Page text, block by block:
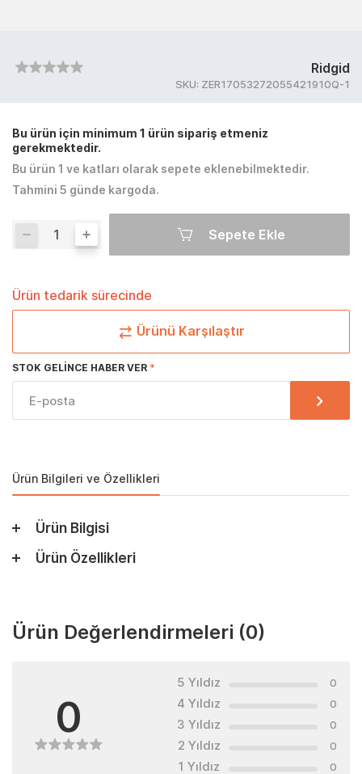
Ridgid
SKU: ZER17053272055421910Q-1
Bu ürün için minimum 1 ürün sipariş etmeniz
gerekmektedir.
Bu ürün 1 ve katları olarak sepete eklenebilmektedir.
Tahmini 5 günde kargoda.
Sepete Ekle
Ürün tedarik sürecinde
Ürünü Karşılaştır
STOK GELINCE HABER VER
Ürün Bilgileri ve Özellikleri
Ürün Bilgisi
Ürün Özellikleri
Ürün Değerlendirmeleri (0)
0
5 Yıldız 0
4 Yıldız 0
3 Yıldız 0
2 Yıldız 0
1 Yıldız 0